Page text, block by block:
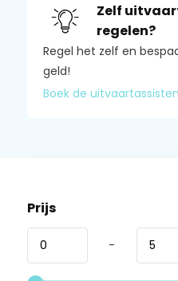
Zelf
regelen?
Regel het zelf en
geld!
Boek de
Prijs
-